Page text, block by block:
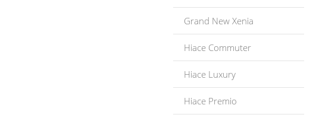
Grand New Xenia
Hiace Commuter
Hiace Luxury
Hiace Premio